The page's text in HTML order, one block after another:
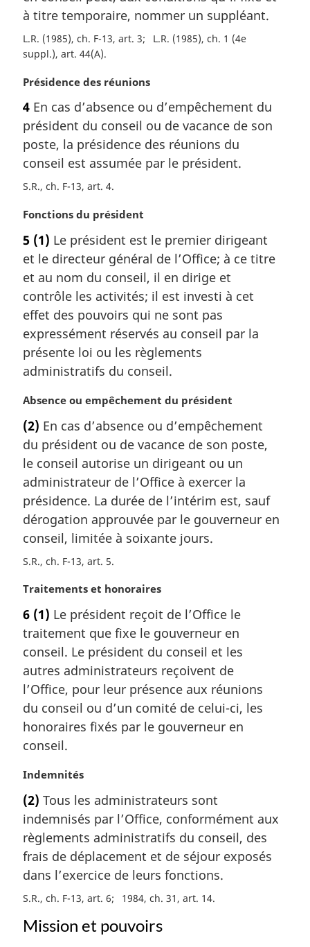
g
i
n
l
:
à titre temporaire, nommer un suppléant.
L.R. (1985), ch. F-13, art. 3
L.R. (1985), ch. 1 (4e
suppl.), art. 44(A)
N
t
e
m
a
g
n
a
l
e
:
Présidence des réunions
4 En cas d’absence ou d’empêchement du
président du conseil ou de vacance de son
poste, la présidence des réunions du
conseil est assumée par le président.
S.R., ch. F-13, art. 4
N
t
e
m
r
g
i
n
a
e
Fonctions du président
5 (1) Le président est le premier dirigeant
et le directeur général de l’Office; à ce titre
et au nom du conseil, il en dirige et
contrôle les activités; il est investi à cet
effet des pouvoirs qui ne sont pas
expressément réservés au conseil par la
présente loi ou les règlements
administratifs du conseil.
N
t
e
m
a
g
i
n
l
e
Absence ou empêchement du président
(2) En cas d’absence ou d’empêchement
du président ou de vacance de son poste,
le conseil autorise un dirigeant ou un
administrateur de l’Office à exercer la
présidence. La durée de l’intérim est, sauf
dérogation approuvée par le gouverneur en
conseil, limitée à soixante jours.
S.R., ch. F-13, art. 5
N
t
e
m
a
g
i
n
a
e
Traitements et honoraires
6 (1) Le président reçoit de l’Office le
traitement que fixe le gouverneur en
conseil. Le président du conseil et les
autres administrateurs reçoivent de
l’Office, pour leur présence aux réunions
du conseil ou d’un comité de celui-ci, les
honoraires fixés par le gouverneur en
conseil.
N
t
e
m
a
g
i
a
Indemnités
(2) Tous les administrateurs sont
indemnisés par l’Office, conformément aux
règlements administratifs du conseil, des
frais de déplacement et de séjour exposés
dans l’exercice de leurs fonctions.
S.R., ch. F-13, art. 6 1984, ch. 31, art. 14
Mission et pouvoirs